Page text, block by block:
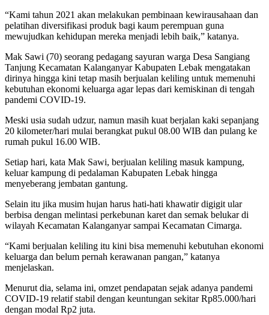
“Kami tahun 2021 akan melakukan pembinaan kewirausahaan dan
pelatihan diversifikasi produk bagi kaum perempuan guna
mewujudkan kehidupan mereka menjadi lebih baik,” katanya.
Mak Sawi (70) seorang pedagang sayuran warga Desa Sangiang
Tanjung Kecamatan Kalanganyar Kabupaten Lebak mengatakan
dirinya hingga kini tetap masih berjualan keliling untuk memenuhi
kebutuhan ekonomi keluarga agar lepas dari kemiskinan di tengah
pandemi COVID-19.
Meski usia sudah udzur, namun masih kuat berjalan kaki sepanjang
20 kilometer/hari mulai berangkat pukul 08.00 WIB dan pulang ke
rumah pukul 16.00 WIB.
Setiap hari, kata Mak Sawi, berjualan keliling masuk kampung,
keluar kampung di pedalaman Kabupaten Lebak hingga
menyeberang jembatan gantung.
Selain itu jika musim hujan harus hati-hati khawatir digigit ular
berbisa dengan melintasi perkebunan karet dan semak belukar di
wilayah Kecamatan Kalanganyar sampai Kecamatan Cimarga.
“Kami berjualan keliling itu kini bisa memenuhi kebutuhan ekonomi
keluarga dan belum pernah kerawanan pangan,” katanya
menjelaskan.
Menurut dia, selama ini, omzet pendapatan sejak adanya pandemi
COVID-19 relatif stabil dengan keuntungan sekitar Rp85.000/hari
dengan modal Rp2 juta.